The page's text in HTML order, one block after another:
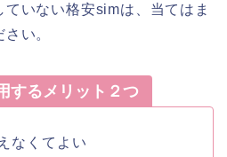
いない格安simは、当てはま
い。
するメリット２つ
なくてよい